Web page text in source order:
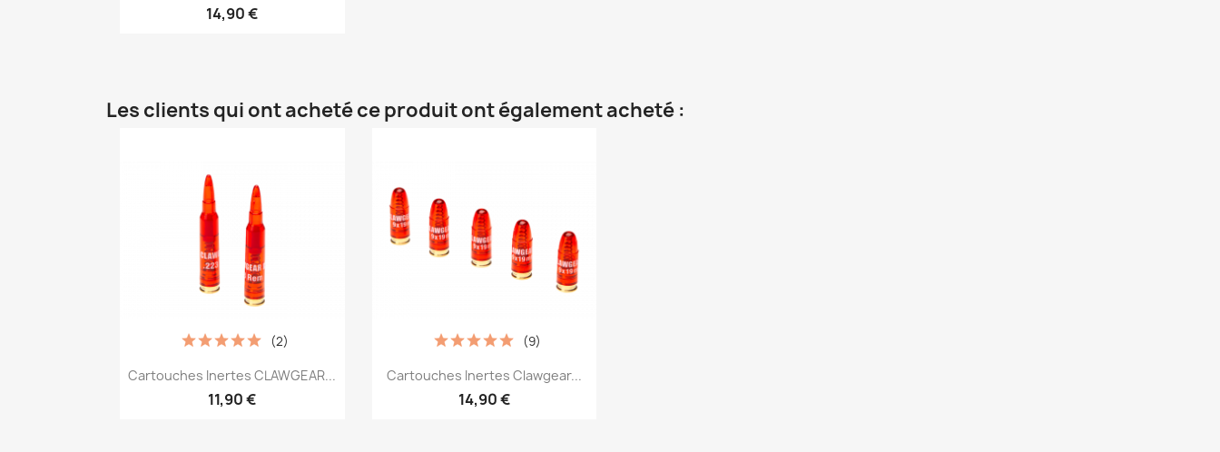
14,90 €
Les clients qui ont acheté ce produit ont également acheté :
Aperçu rapide
Cartouches Inertes CLAWGEAR...
11,90 €
(2)
Aperçu rapide
Cartouches Inertes Clawgear...
14,90 €
(9)